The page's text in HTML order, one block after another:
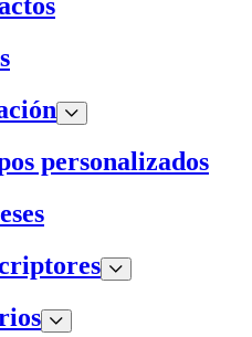
personalizados